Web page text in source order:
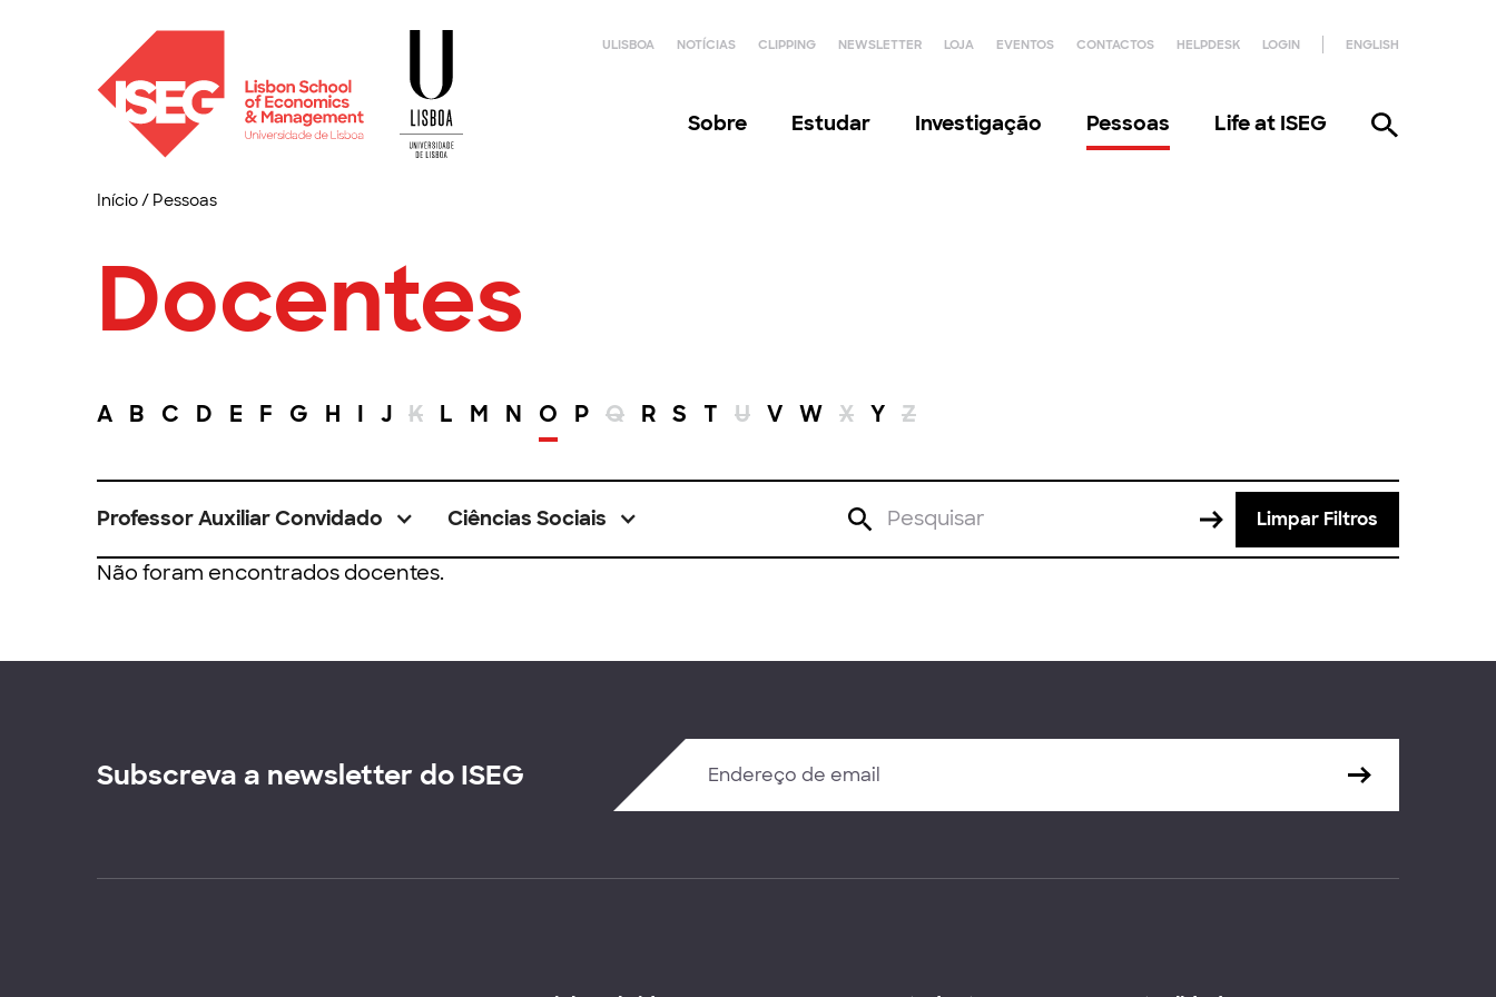
ULISBOA NOTÍCIAS CLIPPING NEWSLETTER LOJA EVENTOS CONTACTOS HELPDESK LOGIN ENGLISH
Sobre Estudar Investigação Pessoas Life at ISEG
Início/ Pessoas
Docentes
A B C D E F G H I J K L M N O P Q R S T U V W X Y Z
Professor Auxiliar Convidado Ciências Sociais Limpar Filtros
Não foram encontrados docentes.
Subscreva a newsletter do ISEG